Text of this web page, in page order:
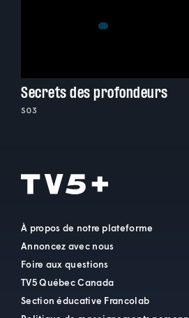
Secrets des profondeurs
S03
À propos de notre plateforme
Annoncez avec nous
Foire aux questions
TV5 Québec Canada
Section éducative Francolab